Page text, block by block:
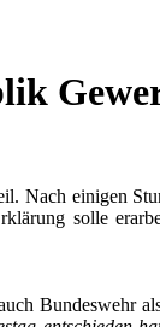
Nach einigen
solle
Bundeswehr